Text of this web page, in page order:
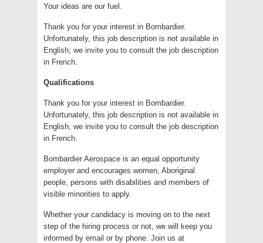
Your ideas are our fuel.
Thank you for your interest in Bombardier.
Unfortunately, this job description is not available in
English; we invite you to consult the job description
in French.
Qualifications
Thank you for your interest in Bombardier.
Unfortunately, this job description is not available in
English; we invite you to consult the job description
in French.
Bombardier Aerospace is an equal opportunity
employer and encourages women, Aboriginal
people, persons with disabilities and members of
visible minorities to apply.
Whether your candidacy is moving on to the next
step of the hiring process or not, we will keep you
informed by email or by phone. Join us at